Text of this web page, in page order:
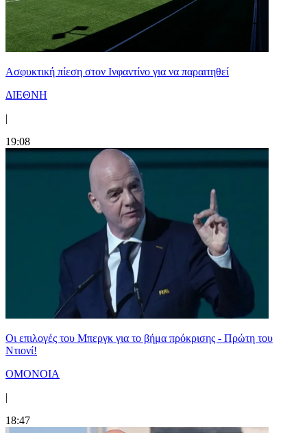
Ασφυκτική πίεση στον Ινφαντίνο για να παραιτηθεί
ΔΙΕΘΝΗ
|
19:08
Οι επιλογές του Μπεργκ για το βήμα πρόκρισης - Πρώτη του
Ντιονί!
ΟΜΟΝΟΙΑ
|
18:47